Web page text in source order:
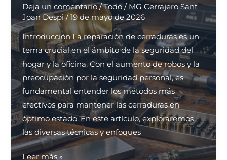
Deja un comentario /Todo / MG Cerrajero Sant
Joan Despi/19 de mayo de 2026
Introducción La reparación de cerraduras es un
tema crucial en el ámbito de la seguridad del
hogar y la oficina. Con el aumento de robos y la
preocupación por la seguridad personal, es
fundamental entender los métodos más
efectivos para mantener las cerraduras en
óptimo estado. En este artículo, exploraremos
las diversas técnicas y enfoques
¿Cuáles
Leer más »